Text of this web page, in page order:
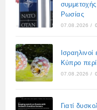
Ρωσίας
07.08.2026 /
Κύπρο
07.08.2026 /
Γιατί